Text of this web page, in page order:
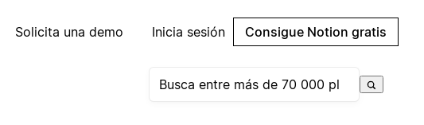
Solicita una demo Inicia sesión Consigue Notion gratis